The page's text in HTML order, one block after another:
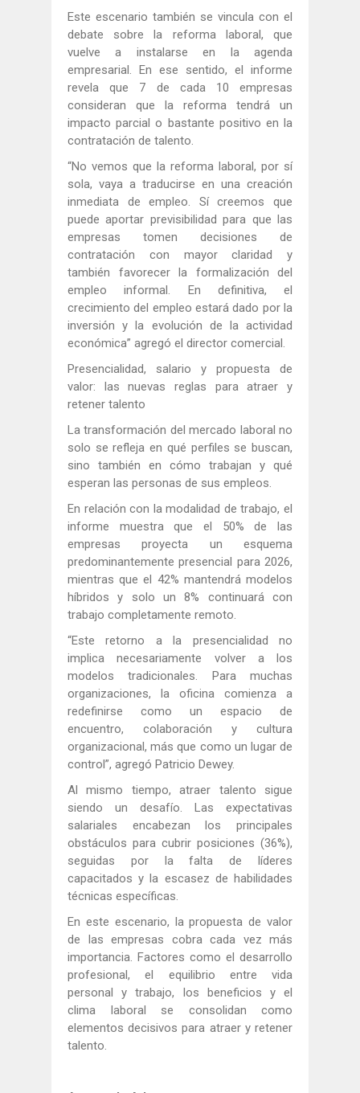
Este escenario también se vincula con el
debate sobre la reforma laboral, que
vuelve a instalarse en la agenda
empresarial. En ese sentido, el informe
revela que 7 de cada 10 empresas
consideran que la reforma tendrá un
impacto parcial o bastante positivo en la
contratación de talento.
“No vemos que la reforma laboral, por sí
sola, vaya a traducirse en una creación
inmediata de empleo. Sí creemos que
puede aportar previsibilidad para que las
empresas tomen decisiones de
contratación con mayor claridad y
también favorecer la formalización del
empleo informal. En definitiva, el
crecimiento del empleo estará dado por la
inversión y la evolución de la actividad
económica” agregó el director comercial.
Presencialidad, salario y propuesta de
valor: las nuevas reglas para atraer y
retener talento
La transformación del mercado laboral no
solo se refleja en qué perfiles se buscan,
sino también en cómo trabajan y qué
esperan las personas de sus empleos.
En relación con la modalidad de trabajo, el
informe muestra que el 50% de las
empresas proyecta un esquema
predominantemente presencial para 2026,
mientras que el 42% mantendrá modelos
híbridos y solo un 8% continuará con
trabajo completamente remoto.
“Este retorno a la presencialidad no
implica necesariamente volver a los
modelos tradicionales. Para muchas
organizaciones, la oficina comienza a
redefinirse como un espacio de
encuentro, colaboración y cultura
organizacional, más que como un lugar de
control”, agregó Patricio Dewey.
Al mismo tiempo, atraer talento sigue
siendo un desafío. Las expectativas
salariales encabezan los principales
obstáculos para cubrir posiciones (36%),
seguidas por la falta de líderes
capacitados y la escasez de habilidades
técnicas específicas.
En este escenario, la propuesta de valor
de las empresas cobra cada vez más
importancia. Factores como el desarrollo
profesional, el equilibrio entre vida
personal y trabajo, los beneficios y el
clima laboral se consolidan como
elementos decisivos para atraer y retener
talento.